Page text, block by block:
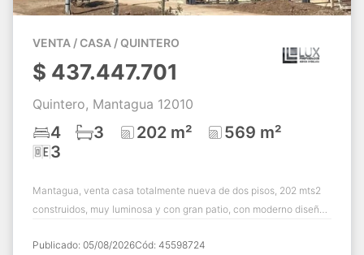
VENTA / CASA / QUINTERO
$ 437.447.701
Quintero, Mantagua 12010
4 3 202 m²
569 m²
3
Mantagua, venta casa totalmente nueva de dos pisos, 202 mts2
construidos, muy luminosa y con gran patio, con moderno diseño
Publicado: 05/08/2026Cód: 45598724